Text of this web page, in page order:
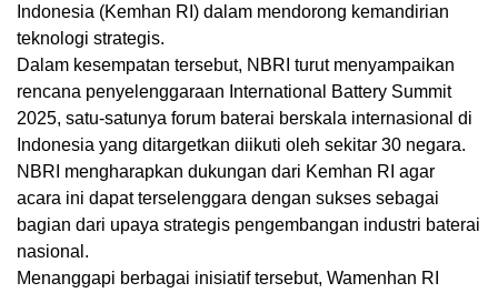
Indonesia (Kemhan RI) dalam mendorong kemandirian
teknologi strategis.
Dalam kesempatan tersebut, NBRI turut menyampaikan
rencana penyelenggaraan International Battery Summit
2025, satu-satunya forum baterai berskala internasional di
Indonesia yang ditargetkan diikuti oleh sekitar 30 negara.
NBRI mengharapkan dukungan dari Kemhan RI agar
acara ini dapat terselenggara dengan sukses sebagai
bagian dari upaya strategis pengembangan industri baterai
nasional.
Menanggapi berbagai inisiatif tersebut, Wamenhan RI